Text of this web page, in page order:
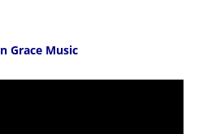
Grace Music